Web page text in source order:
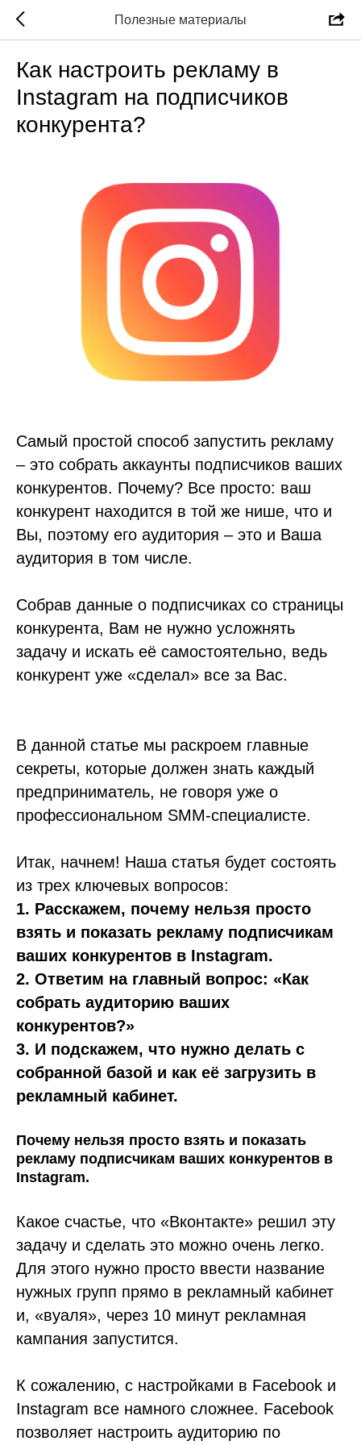
Полезные материалы
Как настроить рекламу в
Instagram на подписчиков
конкурента?
Самый простой способ запустить рекламу
– это собрать аккаунты подписчиков ваших
конкурентов. Почему? Все просто: ваш
конкурент находится в той же нише, что и
Вы, поэтому его аудитория – это и Ваша
аудитория в том числе.
Собрав данные о подписчиках со страницы
конкурента, Вам не нужно усложнять
задачу и искать её самостоятельно, ведь
конкурент уже «сделал» все за Вас.
В данной статье мы раскроем главные
секреты, которые должен знать каждый
предприниматель, не говоря уже о
профессиональном SMM-специалисте.
Итак, начнем! Наша статья будет состоять
из трех ключевых вопросов:
1. Расскажем, почему нельзя просто
взять и показать рекламу подписчикам
ваших конкурентов в Instagram.
2. Ответим на главный вопрос: «Как
собрать аудиторию ваших
конкурентов?»
3. И подскажем, что нужно делать с
собранной базой и как её загрузить в
рекламный кабинет.
Почему нельзя просто взять и показать
рекламу подписчикам ваших конкурентов в
Instagram.
Какое счастье, что «Вконтакте» решил эту
задачу и сделать это можно очень легко.
Для этого нужно просто ввести название
нужных групп прямо в рекламный кабинет
и, «вуаля», через 10 минут рекламная
кампания запустится.
К сожалению, с настройками в Facebook и
Instagram все намного сложнее. Facebook
позволяет настроить аудиторию по